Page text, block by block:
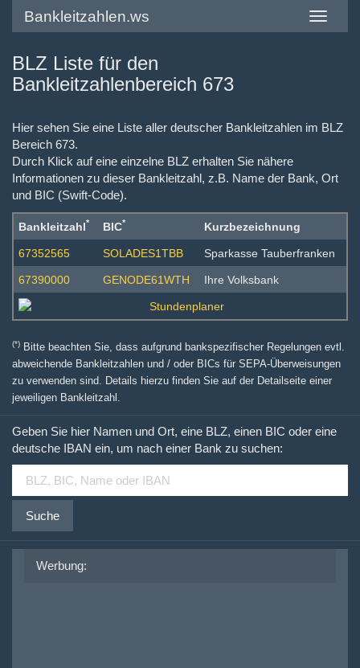
Toggle
Bankleitzahlen.ws
BLZ Liste für den
Bankleitzahlenbereich 673
Hier sehen Sie eine Liste aller deutscher Bankleitzahlen im BLZ
Bereich 673.
Durch Klick auf eine einzelne BLZ erhalten Sie nähere
Informationen zu dieser Bankleitzahl, z.B. Name der Bank, Ort
und BIC (Swift-Code).
Bankleitzahl* BIC* Kurzbezeichnung
67352565 SOLADES1TBB Sparkasse Tauberfranken
67390000 GENODE61WTH Ihre Volksbank
(*) Bitte beachten Sie, dass aufgrund bankspezifischer Regelungen evtl.
abweichende Bankleitzahlen und / oder BICs für SEPA-Überweisungen
zu verwenden sind. Details hierzu finden Sie auf der Detailseite einer
jeweiligen Bankleitzahl.
Geben Sie hier Namen und Ort, eine BLZ, einen BIC oder eine
deutsche IBAN ein, um nach einer Bank zu suchen:
Suche
Werbung: